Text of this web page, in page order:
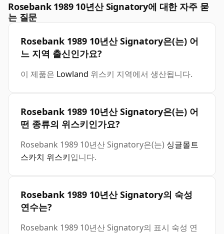
Rosebank 1989 10년산 Signatory에 대한 자주 묻
는 질문
Rosebank 1989 10년산 Signatory은(는) 어
느 지역 출신인가요?
이 제품은 Lowland 위스키 지역에서 생산됩니다.
Rosebank 1989 10년산 Signatory은(는) 어
떤 종류의 위스키인가요?
Rosebank 1989 10년산 Signatory은(는) 싱글몰트
스카치 위스키입니다.
Rosebank 1989 10년산 Signatory의 숙성
연수는?
Rosebank 1989 10년산 Signatory의 표시 숙성 연